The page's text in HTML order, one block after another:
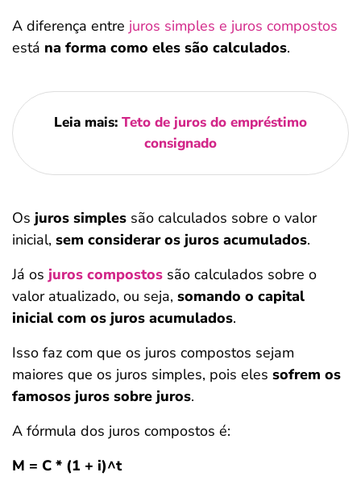
A diferença entre juros simples e juros compostos
está na forma como eles são calculados.
Leia mais: Teto de juros do empréstimo
consignado
Os juros simples são calculados sobre o valor
inicial, sem considerar os juros acumulados.
Já os juros compostos são calculados sobre o
valor atualizado, ou seja, somando o capital
inicial com os juros acumulados.
Isso faz com que os juros compostos sejam
maiores que os juros simples, pois eles sofrem os
famosos juros sobre juros.
A fórmula dos juros compostos é:
M = C * (1 + i)^t